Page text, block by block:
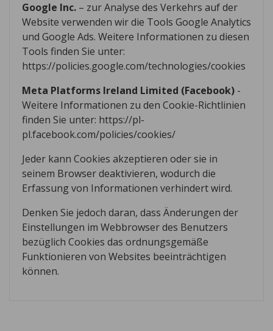
Google Inc. – zur Analyse des Verkehrs auf der
Website verwenden wir die Tools Google Analytics
und Google Ads. Weitere Informationen zu diesen
Tools finden Sie unter:
https://policies.google.com/technologies/cookies
Meta Platforms Ireland Limited (Facebook) -
Weitere Informationen zu den Cookie-Richtlinien
finden Sie unter: https://pl-
pl.facebook.com/policies/cookies/
Jeder kann Cookies akzeptieren oder sie in
seinem Browser deaktivieren, wodurch die
Erfassung von Informationen verhindert wird.
Denken Sie jedoch daran, dass Änderungen der
Einstellungen im Webbrowser des Benutzers
bezüglich Cookies das ordnungsgemäße
Funktionieren von Websites beeinträchtigen
können.